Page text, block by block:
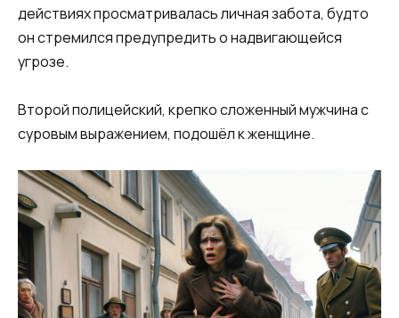
действиях просматривалась личная забота, будто
он стремился предупредить о надвигающейся
угрозе.
Второй полицейский, крепко сложенный мужчина с
суровым выражением, подошёл к женщине.